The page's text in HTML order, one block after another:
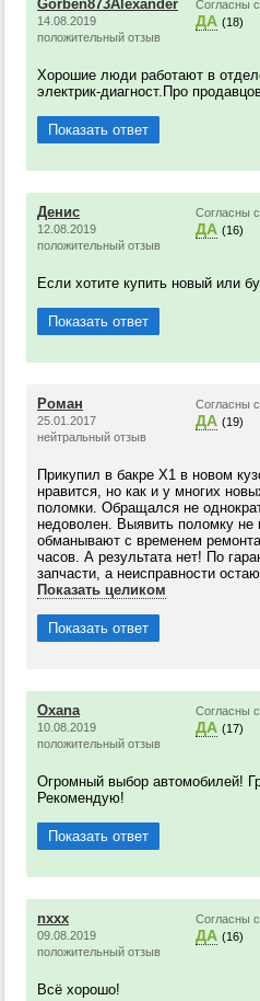
Gorben873Alexander
14.08.2019
положительный отзыв
Согласны
ДА (18)
Хорошие люди работают в
электрик-диагност.Про
Показать ответ
Денис
12.08.2019
положительный отзыв
Согласны
ДА (16)
Если хотите купить новый или
Показать ответ
Роман
25.01.2017
нейтральный отзыв
Согласны
ДА (19)
Прикупил в бакре Х1 в новом
нравится, но как и у многих
поломки. Обращался не
недоволен. Выявить поломку не
обманывают с временем
часов. А результата нет! По
запчасти, а неисправности
Показать целиком
Показать ответ
Oxana
10.08.2019
положительный отзыв
Согласны
ДА (17)
Огромный выбор автомобилей!
Рекомендую!
Показать ответ
nxxx
09.08.2019
положительный отзыв
Согласны
ДА (16)
Всё хорошо!